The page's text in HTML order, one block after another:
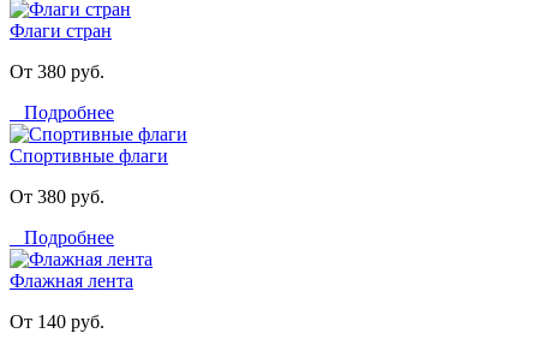
Флаги стран
От 380 руб.
Подробнее
Спортивные флаги
От 380 руб.
Подробнее
Флажная лента
От 140 руб.